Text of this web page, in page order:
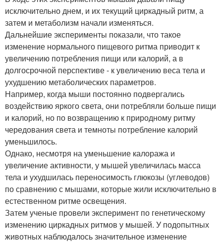
исключительно днем, и их текущий циркадный ритм, а
затем и метаболизм начали изменяться.
Дальнейшие эксперименты показали, что такое
изменение нормального пищевого ритма приводит к
увеличению потребления пищи или калорий, а в
долгосрочной перспективе - к увеличению веса тела и
ухудшению метаболических параметров.
Например, когда мыши постоянно подвергались
воздействию яркого света, они потребляли больше пищи
и калорий, но по возвращению к природному ритму
чередования света и темноты потребление калорий
уменьшилось.
Однако, несмотря на уменьшение калоража и
увеличение активности, у мышей увеличилась масса
тела и ухудшилась переносимость глюкозы (углеводов)
по сравнению с мышами, которые жили исключительно в
естественном ритме освещения.
Затем ученые провели эксперимент по генетическому
изменению циркадных ритмов у мышей. У подопытных
животных наблюдалось значительное изменение